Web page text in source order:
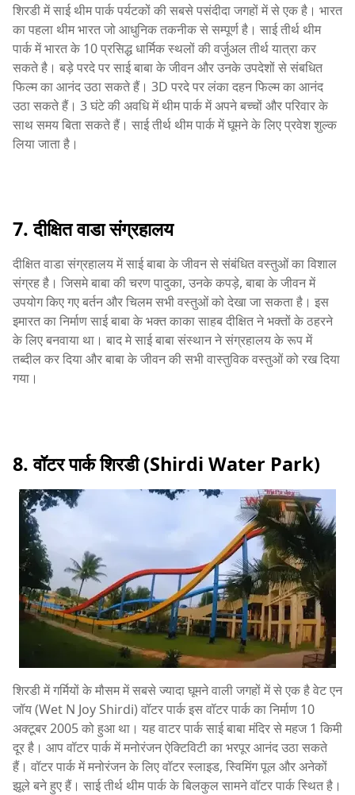
शिरडी में साई थीम पार्क पर्यटकों की सबसे पसंदीदा जगहों में से एक है। भारत
का पहला थीम भारत जो आधुनिक तकनीक से सम्पूर्ण है। साई तीर्थ थीम
पार्क में भारत के 10 प्रसिद्ध धार्मिक स्थलों की वर्जुअल तीर्थ यात्रा कर
सकते है। बड़े परदे पर साई बाबा के जीवन और उनके उपदेशों से संबधित
फिल्म का आनंद उठा सकते हैं। 3D परदे पर लंका दहन फिल्म का आनंद
उठा सकते हैं। 3 घंटे की अवधि में थीम पार्क में अपने बच्चों और परिवार के
साथ समय बिता सकते हैं। साई तीर्थ थीम पार्क में घूमने के लिए प्रवेश शुल्क
लिया जाता है।
7. दीक्षित वाडा संग्रहालय
दीक्षित वाडा संग्रहालय में साई बाबा के जीवन से संबंधित वस्तुओं का विशाल
संग्रह है। जिसमे बाबा की चरण पादुका, उनके कपड़े, बाबा के जीवन में
उपयोग किए गए बर्तन और चिलम सभी वस्तुओं को देखा जा सकता है। इस
इमारत का निर्माण साई बाबा के भक्त काका साहब दीक्षित ने भक्तों के ठहरने
के लिए बनवाया था। बाद मे साई बाबा संस्थान ने संग्रहालय के रूप में
तब्दील कर दिया और बाबा के जीवन की सभी वास्तुविक वस्तुओं को रख दिया
गया।
8. वॉटर पार्क शिरडी (Shirdi Water Park)
शिरडी में गर्मियों के मौसम में सबसे ज्यादा घूमने वाली जगहों में से एक है वेट एन
जॉय (Wet N Joy Shirdi) वॉटर पार्क इस वॉटर पार्क का निर्माण 10
अक्टूबर 2005 को हुआ था। यह वाटर पार्क साई बाबा मंदिर से महज 1 किमी
दूर है। आप वॉटर पार्क में मनोरंजन ऐक्टिविटी का भरपूर आनंद उठा सकते
हैं। वॉटर पार्क में मनोरंजन के लिए वॉटर स्लाइड, स्विमिंग पूल और अनेकों
झूले बने हुए हैं। साई तीर्थ थीम पार्क के बिलकुल सामने वॉटर पार्क स्थित है।